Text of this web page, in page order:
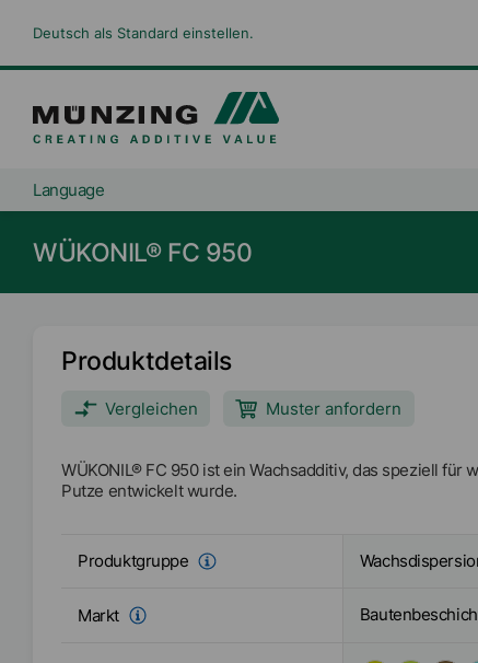
Deutsch als Standard einstellen.
Language
WÜKONIL® FC 950
Produktdetails
Vergleichen Muster anfordern
WÜKONIL® FC 950 ist ein Wachsadditiv, das speziell für
Putze entwickelt wurde.
Produktgruppe
Markt